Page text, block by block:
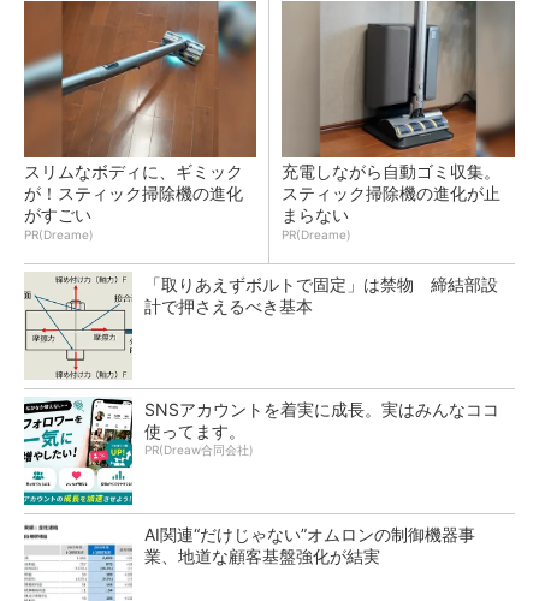
スリムなボディに、ギミック
が！スティック掃除機の進化
がすごい
PR(Dreame)
充電しながら自動ゴミ収集。
スティック掃除機の進化が止
まらない
PR(Dreame)
「取りあえずボルトで固定」は禁物 締結部設
計で押さえるべき基本
SNSアカウントを着実に成長。実はみんなココ
使ってます。
PR(Dreaw合同会社)
AI関連“だけじゃない”オムロンの制御機器事
業、地道な顧客基盤強化が結実